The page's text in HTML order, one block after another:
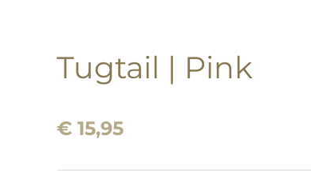
Tugtail | Pink
€ 15,95